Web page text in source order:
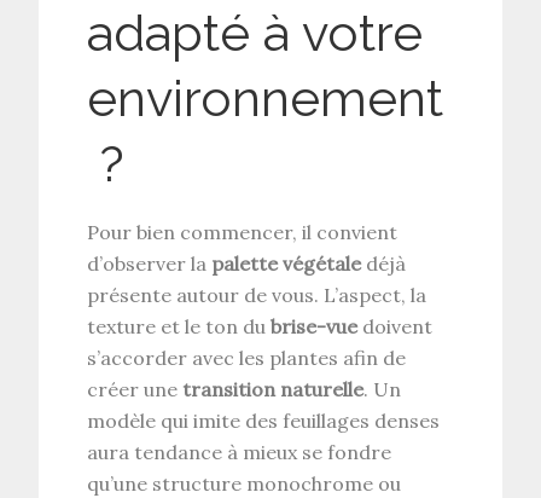
adapté à votre
environnement
?
Pour bien commencer, il convient
d’observer la palette végétaledéjà
présente autour de vous. L’aspect, la
texture et le ton dubrise-vuedoivent
s’accorder avec les plantes afin de
créer une transition naturelle. Un
modèle qui imite des feuillages denses
aura tendance à mieux se fondre
qu’une structure monochrome ou